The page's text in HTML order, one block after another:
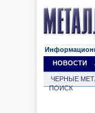
НОВОСТИ
ЧЕРНЫЕ
ПОИСК